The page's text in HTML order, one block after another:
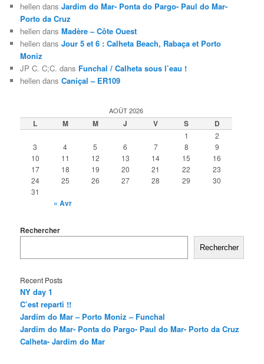
hellen dansJardim do Mar- Ponta do Pargo- Paul do Mar-
Porto da Cruz
hellen dansMadère – Côte Ouest
hellen dansJour 5 et 6 : Calheta Beach, Rabaça et Porto
Moniz
JP C. C;C. dans Funchal / Calheta sous l’eau !
hellen dansCaniçal – ER109
AOÛT 2026
L M M J V S D
1
2
3
4 5 6 7 8
9
10
11 12 13 14 15
16
17
18 19 20 21 22
23
24
25 26 27 28 29
30
31
« Avr
Rechercher
Rechercher
Recent Posts
NY day 1
C’est reparti !!
Jardim do Mar – Porto Moniz – Funchal
Jardim do Mar- Ponta do Pargo- Paul do Mar- Porto da Cruz
Calheta- Jardim do Mar